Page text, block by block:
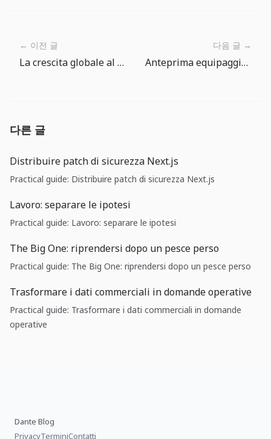
← 이전 글
La crescita globale al 2,5% è un avviso sul cash flow
다음 글 →
Anteprima equipaggiamento attuale in The Big One: scegliere la località giusta
다른 글
Distribuire patch di sicurezza Next.js
Practical guide: Distribuire patch di sicurezza Next.js
Lavoro: separare le ipotesi
Practical guide: Lavoro: separare le ipotesi
The Big One: riprendersi dopo un pesce perso
Practical guide: The Big One: riprendersi dopo un pesce perso
Trasformare i dati commerciali in domande operative
Practical guide: Trasformare i dati commerciali in domande
operative
Dante Blog
PrivacyTerminiContatti